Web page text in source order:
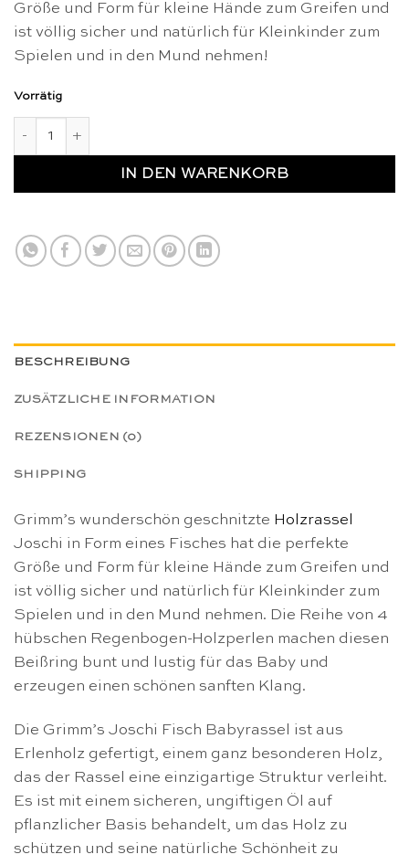
Größe und Form für kleine Hände zum Greifen und
ist völlig sicher und natürlich für Kleinkinder zum
Spielen und in den Mund nehmen!
Vorrätig
IN DEN WARENKORB
BESCHREIBUNG
ZUSÄTZLICHE INFORMATION
REZENSIONEN (0)
SHIPPING
Grimm’s wunderschön geschnitzte Holzrassel
Joschi in Form eines Fisches hat die perfekte
Größe und Form für kleine Hände zum Greifen und
ist völlig sicher und natürlich für Kleinkinder zum
Spielen und in den Mund nehmen. Die Reihe von 4
hübschen Regenbogen-Holzperlen machen diesen
Beißring bunt und lustig für das Baby und
erzeugen einen schönen sanften Klang.
Die Grimm’s Joschi Fisch Babyrassel ist aus
Erlenholz gefertigt, einem ganz besonderen Holz,
das der Rassel eine einzigartige Struktur verleiht.
Es ist mit einem sicheren, ungiftigen Öl auf
pflanzlicher Basis behandelt, um das Holz zu
schützen und seine natürliche Schönheit zu